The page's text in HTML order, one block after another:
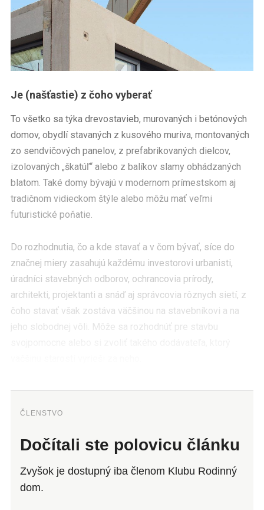
Je (našťastie) z čoho vyberať
To všetko sa týka drevostavieb, murovaných i betónových
domov, obydlí stavaných z kusového muriva, montovaných
zo sendvičových panelov, z prefabrikovaných dielcov,
izolovaných „škatúľ“ alebo z balíkov slamy obhádzaných
blatom. Také domy bývajú v modernom prímestskom aj
tradičnom vidieckom štýle alebo môžu mať veľmi
futuristické poňatie.
Do rozhodnutia, čo a kde stavať a v čom bývať, síce do
značnej miery zasahujú každému investorovi urbanisti,
úradníci stavebných odborov, ochrancovia prírody,
architekti, projektanti a snáď aj správcovia rôznych sietí, z
čoho stavať však zostáva väčšinou na stavebníkovi a na
jeho slobodnej vôli. Môže sa rozhodnúť pre stavbu
ČLENSTVO
Dočítali ste polovicu článku
Zvyšok je dostupný iba členom Klubu Rodinný
dom.